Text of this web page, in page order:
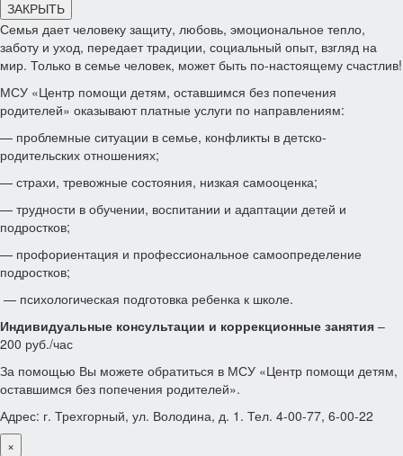
ЗАКРЫТЬ
Семья дает человеку защиту, любовь, эмоциональное тепло,
заботу и уход, передает традиции, социальный опыт, взгляд на
мир. Только в семье человек, может быть по-настоящему счастлив!
МСУ «Центр помощи детям, оставшимся без попечения
родителей» оказывают платные услуги по направлениям:
— проблемные ситуации в семье, конфликты в детско-
родительских отношениях;
— страхи, тревожные состояния, низкая самооценка;
— трудности в обучении, воспитании и адаптации детей и
подростков;
— профориентация и профессиональное самоопределение
подростков;
— психологическая подготовка ребенка к школе.
Индивидуальные консультации и коррекционные занятия –
200 руб./час
За помощью Вы можете обратиться в МСУ «Центр помощи детям,
оставшимся без попечения родителей».
Адрес: г. Трехгорный, ул. Володина, д. 1. Тел. 4-00-77, 6-00-22
×